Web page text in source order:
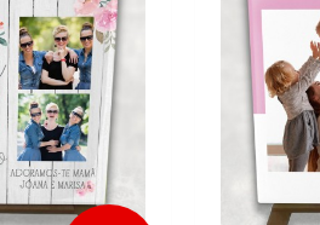
mais info
add à lista